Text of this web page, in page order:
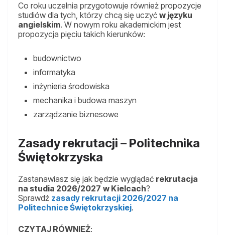
Co roku uczelnia przygotowuje również propozycje
studiów dla tych, którzy chcą się uczyć w języku
angielskim. W nowym roku akademickim jest
propozycja pięciu takich kierunków:
budownictwo
informatyka
inżynieria środowiska
mechanika i budowa maszyn
zarządzanie biznesowe
Zasady rekrutacji – Politechnika
Świętokrzyska
Zastanawiasz się jak będzie wyglądać rekrutacja
na studia 2026/2027 w Kielcach?
Sprawdź zasady rekrutacji 2026/2027 na
Politechnice Świętokrzyskiej.
CZYTAJ RÓWNIEŻ: